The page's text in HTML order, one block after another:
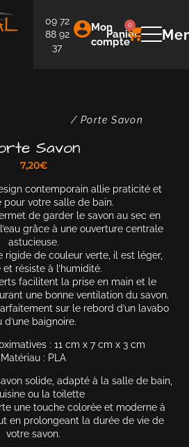
09 72
88 92
37
Mon
compte
Panier
0
/ Porte Savon
Savon
7,20€
contemporain allie praticité et
pour votre salle de bain.
de garder le savon au sec en
grâce à une ouverture centrale
astucieuse.
rigide de couleur verte, il est léger,
résiste à l’humidité.
facilitent la prise en main et le
une bonne ventilation du savon.
sur le rebord d’un lavabo
d’une baignoire.
: 11 cm x 7 cm x 3 cm
Matériau : PLA
solide, adapté à la salle de bain,
ou la toilette
une touche colorée et moderne à
en prolongeant la durée de vie de
votre savon.